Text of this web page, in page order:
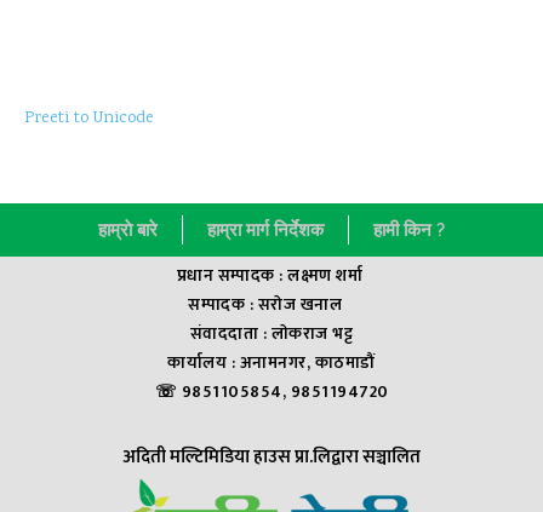
Preeti to Unicode
हाम्राे बारे हाम्रा मार्ग निर्देशक हामी किन ?
प्रधान सम्पादक : लक्ष्मण शर्मा
सम्पादक : सराेज खनाल
संवाददाता : लाेकराज भट्ट
कार्यालय : अनामनगर, काठमाडौं
☏ 9851105854, 9851194720
अदिती मल्टिमिडिया हाउस प्रा.लिद्वारा सञ्चालित